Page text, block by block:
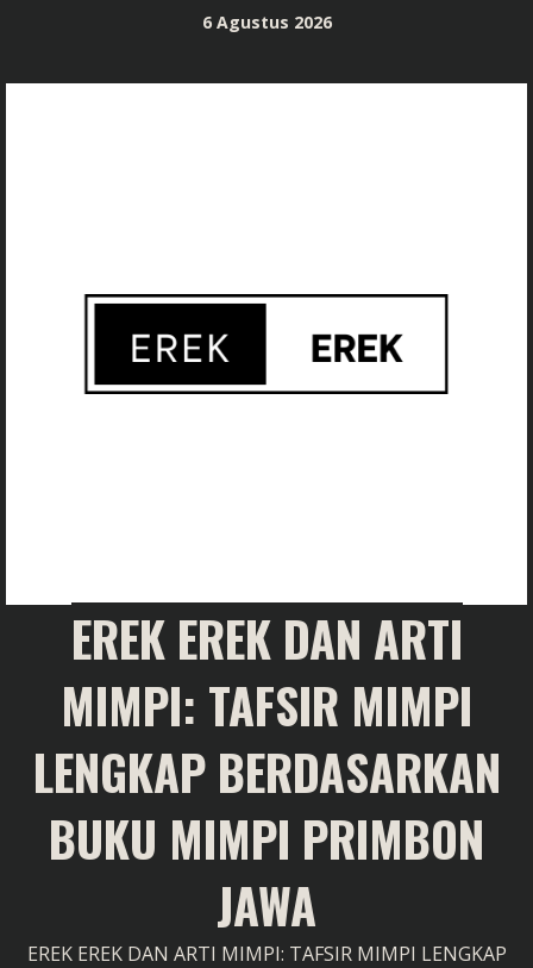
content
6 Agustus 2026
EREK EREK DAN ARTI
MIMPI: TAFSIR MIMPI
LENGKAP BERDASARKAN
BUKU MIMPI PRIMBON
JAWA
EREK EREK DAN ARTI MIMPI: TAFSIR MIMPI LENGKAP